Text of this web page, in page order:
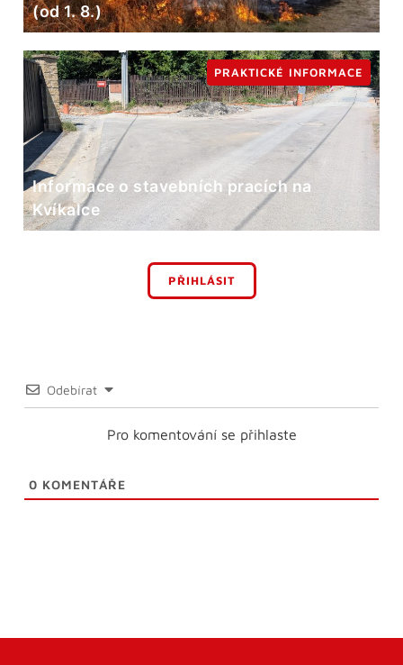
(od 1. 8.)
Informace o stavebních pracích na
Kvíkalce
PRAKTICKÉ INFORMACE
PŘIHLÁSIT
Odebírat
Pro komentování se přihlaste
0 KOMENTÁŘE